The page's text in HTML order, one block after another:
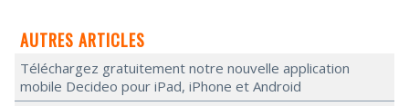
AUTRES ARTICLES
Téléchargez gratuitement notre nouvelle application
mobile Decideo pour iPad, iPhone et Android